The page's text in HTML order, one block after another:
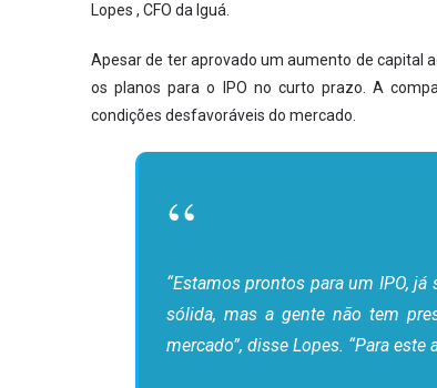
Lopes , CFO da Iguá.
Apesar de ter aprovado um aumento de capital
os planos para o IPO no curto prazo. A
condições desfavoráveis do mercado.
“Estamos prontos para um IPO,
sólida, mas a gente não tem
mercado”, disse Lopes. “Para